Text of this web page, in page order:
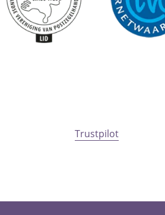
Trustpilot